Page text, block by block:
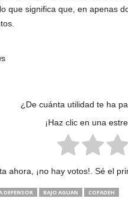
que significa que, en apenas
¿De cuánta utilidad te ha
¡Haz clic en una
ahora, ¡no hay votos!. Sé el
DEFENSOR BAJO AGUAN COFADEH